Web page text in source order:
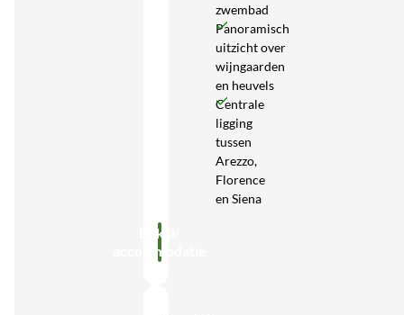
zwembad
Panoramisch
uitzicht over
wijngaarden
en heuvels
Centrale
ligging
tussen
Arezzo,
Florence
en Siena
Bekijk
accommodatie